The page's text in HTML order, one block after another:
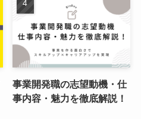
事業開発職の志望動機・仕
事内容・魅力を徹底解説！